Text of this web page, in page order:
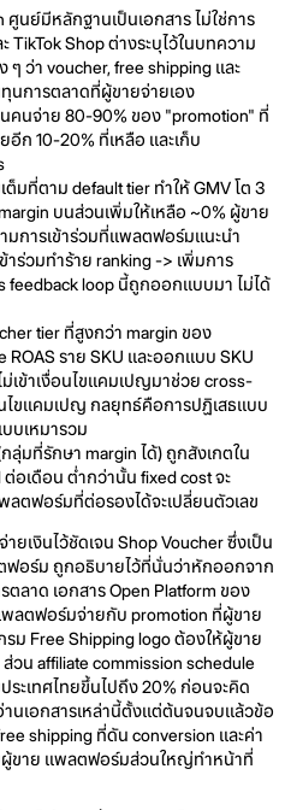
นย์มีหลักฐานเป็นเอกสาร ไม่ใช่การ
TikTok Shop ต่างระบุไว้ในบทความ
ว่า voucher, free shipping และ
นการตลาดที่ผู้ขายจ่ายเอง
นคนจ่าย 80-90% ของ "promotion" ที่
ก 10-20% ที่เหลือ และเก็บ
ต็มที่ตาม default tier ทำให้ GMV โต 3
บนส่วนเพิ่มให้เหลือ ~0% ผู้ขาย
มการเข้าร่วมที่แพลตฟอร์มแนะนำ
าร่วมทำร้าย ranking -> เพิ่มการ
loop นี้ถูกออกแบบมา ไม่ได้
tier ที่สูงกว่า margin ของ
ROAS ราย SKU และออกแบบ SKU
เข้าเงื่อนไขแคมเปญมาช่วย cross-
ไขแคมเปญ กลยุทธ์คือการปฏิเสธแบบ
บบเหมารวม
ลุ่มที่รักษา margin ได้) ถูกสังเกตใน
อเดือน ต่ำกว่านั้น fixed cost จะ
ลตฟอร์มที่ต่อรองได้จะเปลี่ยนตัวเลข
ยเงินไว้ชัดเจน Shop Voucher ซึ่งเป็น
อร์ม ถูกอธิบายไว้ที่นั่นว่าหักออกจาก
ลาด เอกสาร Open Platform ของ
พลตฟอร์มจ่ายกับ promotion ที่ผู้ขาย
รม Free Shipping logo ต้องให้ผู้ขาย
วน affiliate commission schedule
ระเทศไทยขึ้นไปถึง 20% ก่อนจะคิด
นเอกสารเหล่านี้ตั้งแต่ต้นจนจบแล้วข้อ
shipping ที่ดัน conversion และค่า
ผู้ขาย แพลตฟอร์มส่วนใหญ่ทำหน้าที่